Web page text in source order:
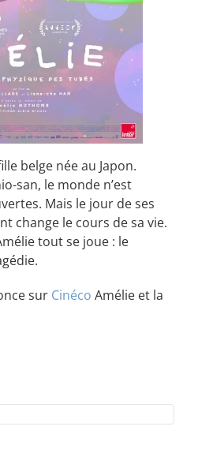
belge née au Japon.
san, le monde n’est
Mais le jour de ses
change le cours de sa vie.
tout se joue : le
sur Cinéco Amélie et la